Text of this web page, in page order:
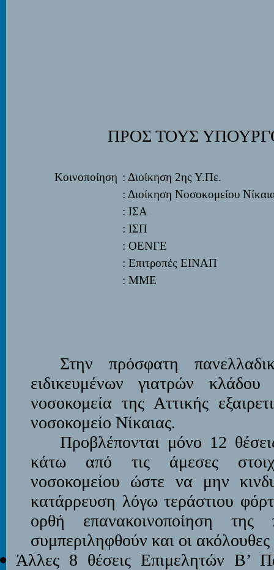
ΠΡΟΣ ΤΟΥΣ
Κοινοποίηση : Διοίκηση 2ης Υ.Πε.
: Διοίκηση Νοσοκομείου
: ΙΣΑ
: ΙΣΠ
: ΟΕΝΓΕ
: Επιτροπές ΕΙΝΑΠ
: ΜΜΕ
Στην πρόσφατη
ειδικευμένων γιατρών
νοσοκομεία της Αττικής
νοσοκομείο Νίκαιας.
Προβλέπονται μόνο 12
κάτω από τις άμεσες
νοσοκομείου ώστε να μην
κατάρρευση λόγω τεράστιου
ορθή επανακοινοποίηση
συμπεριληφθούν και οι ακόλουθες
Άλλες 8 θέσεις Επιμελητών Β’